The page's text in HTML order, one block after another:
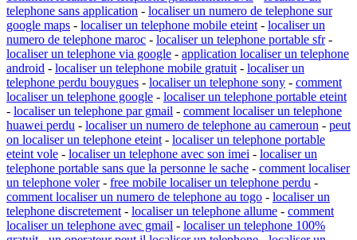
telephone sans application - localiser un numero de telephone sur
google maps - localiser un telephone mobile eteint - localiser un
numero de telephone maroc - localiser un telephone portable sfr-
localiser un telephone via google - application localiser un telephone
android - localiser un telephone mobile gratuit - localiser un
telephone perdu bouygues - localiser un telephone sony - comment
localiser un telephone google - localiser un telephone portable eteint
- localiser un telephone par gmail - comment localiser un telephone
huawei perdu - localiser un numero de telephone au cameroun - peut
on localiser un telephone eteint - localiser un telephone portable
eteint vole - localiser un telephone avec son imei - localiser un
telephone portable sans que la personne le sache - comment localiser
un telephone voler- free mobile localiser un telephone perdu -
comment localiser un numero de telephone au togo - localiser un
telephone discretement - localiser un telephone allume - comment
localiser un telephone avec gmail - localiser un telephone 100%